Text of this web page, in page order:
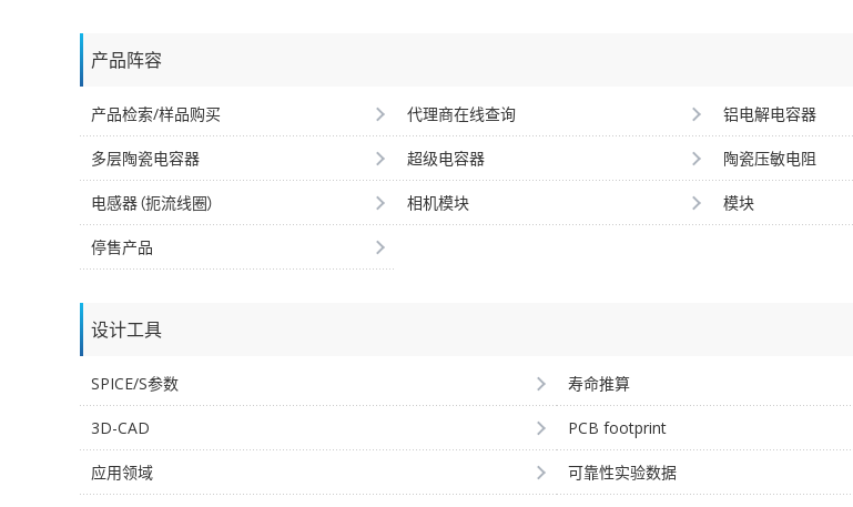
产品阵容
产品检索/样品购买 代理商在线查询 铝电解电容器
多层陶瓷电容器 超级电容器 陶瓷压敏电阻
电感器（扼流线圈） 相机模块 模块
停售产品
设计工具
SPICE/S参数 寿命推算
3D-CAD PCB footprint
应用领域 可靠性实验数据